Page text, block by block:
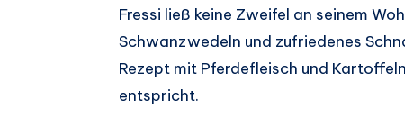
Fressi ließ keine Zweifel an seinem
Schwanzwedeln und zufriedenes
Rezept mit Pferdefleisch und
entspricht.